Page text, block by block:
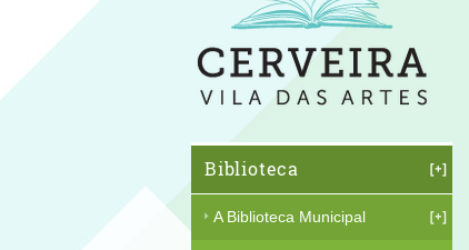
Biblioteca
A Biblioteca Municipal